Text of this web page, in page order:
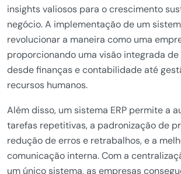
insights valiosos para o crescimento
negócio. A implementação de um
revolucionar a maneira como uma
proporcionando uma visão integrada de
desde finanças e contabilidade até
recursos humanos.
Além disso, um sistema ERP permite a
tarefas repetitivas, a padronização de
redução de erros e retrabalhos, e a
comunicação interna. Com a
um único sistema, as empresas